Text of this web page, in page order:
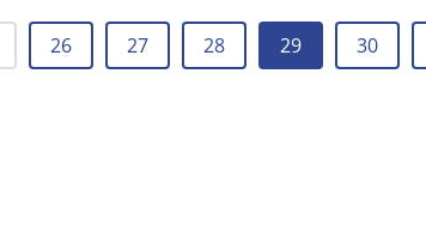
26 27 28 29 30